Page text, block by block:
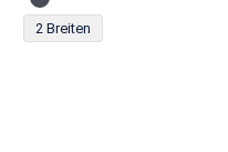
2 Breiten